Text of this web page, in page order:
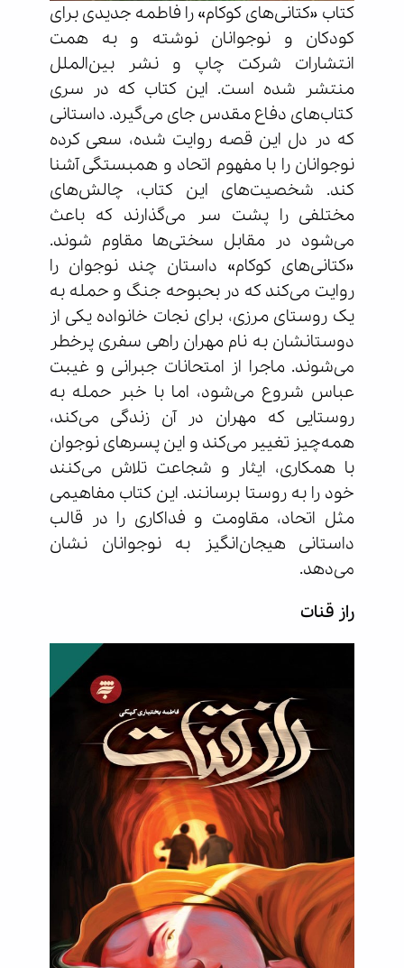
کتاب «کتانی‌های کوکام» را فاطمه جدیدی برای
کودکان و نوجوانان نوشته و به همت
انتشارات شرکت چاپ و نشر بین‌الملل
منتشر شده است. این کتاب که در سری
کتاب‌های دفاع مقدس جای می‌گیرد. داستانی
که در دل این قصه روایت شده، سعی کرده
نوجوانان را با مفهوم اتحاد و همبستگی آشنا
کند. شخصیت‌های این کتاب، چالش‌های
مختلفی را پشت سر می‌گذارند که باعث
می‌شود در مقابل سختی‌ها مقاوم شوند.
«کتانی‌های کوکام» داستان چند نوجوان را
روایت می‌کند که در بحبوحه جنگ و حمله به
یک روستای مرزی، برای نجات خانواده یکی از
دوستانشان به نام مهران راهی سفری پرخطر
می‌شوند. ماجرا از امتحانات جبرانی و غیبت
عباس شروع می‌شود، اما با خبر حمله به
روستایی که مهران در آن زندگی می‌کند،
همه‌چیز تغییر می‌کند و این پسرهای نوجوان
با همکاری، ایثار و شجاعت تلاش می‌کنند
خود را به روستا برسانند. این کتاب مفاهیمی
مثل اتحاد، مقاومت و فداکاری را در قالب
داستانی هیجان‌انگیز به نوجوانان نشان
می‌دهد.
راز قنات